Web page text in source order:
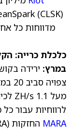
(CLSK)
במרץ:
לרווחיות עבור
MARA החזקות (MARA)